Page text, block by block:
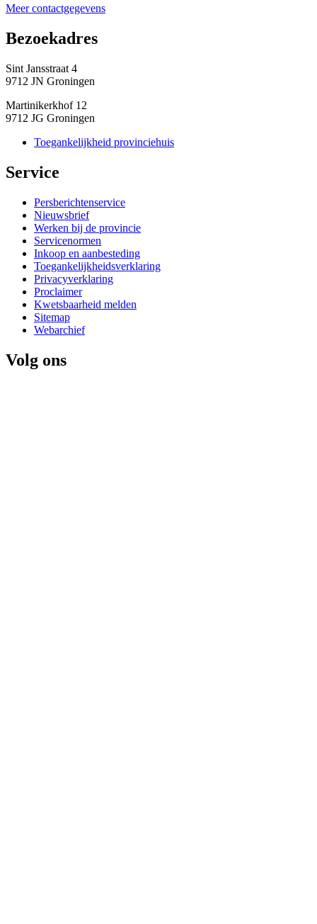
Meer contactgegevens
Bezoekadres
Sint Jansstraat 4
9712 JN Groningen
Martinikerkhof 12
9712 JG Groningen
Toegankelijkheid provinciehuis
Service
Persberichtenservice
Nieuwsbrief
Werken bij de provincie
Servicenormen
Inkoop en aanbesteding
Toegankelijkheidsverklaring
Privacyverklaring
Proclaimer
Kwetsbaarheid melden
Sitemap
Webarchief
Volg ons